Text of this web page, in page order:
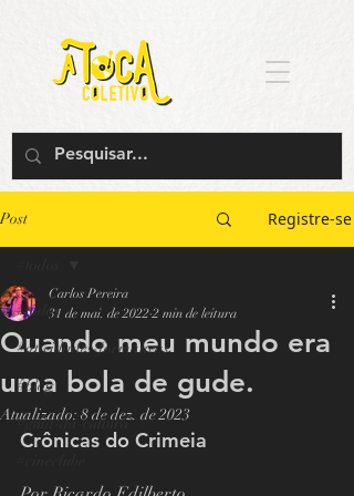
Post Registre-se
#todos
#atividades-formativas
#blog
#guia-da-cultura
Quando meu mundo era
uma bola de gude.
Carlos Pereira
31 de mai. de 2022 2 min de leitura
Atualizado: 8 de dez. de 2023
Crônicas do Crimeia